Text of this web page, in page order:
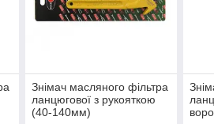
Знімач масляного фільтра
ланцюгової з рукояткою
(40-140мм)